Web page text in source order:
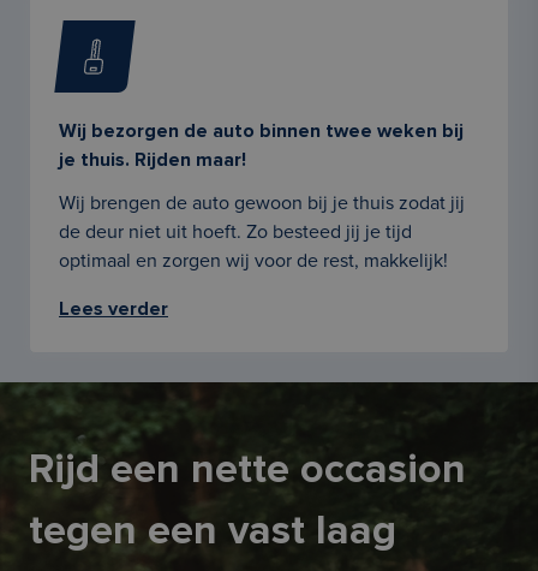
Wij bezorgen de auto binnen twee weken bij
je thuis. Rijden maar!
Wij brengen de auto gewoon bij je thuis zodat jij
de deur niet uit hoeft. Zo besteed jij je tijd
optimaal en zorgen wij voor de rest, makkelijk!
Lees verder
Rijd een nette occasion
tegen een vast laag